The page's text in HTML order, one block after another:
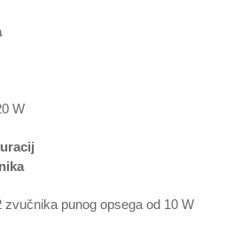
W
zvučnika punog opsega od 10 W